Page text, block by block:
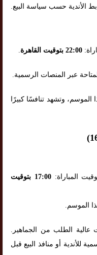
الأندية حسب سياسة البيع.
22:00 بتوقيت القاهرة .
عبر المنصات الرسمية.
وتشهد تنافسًا كبيرًا
المباراة:
17:00 بتوقيت
الموسم.
الطلب من الجماهير.
للأندية أو منافذ البيع قبل